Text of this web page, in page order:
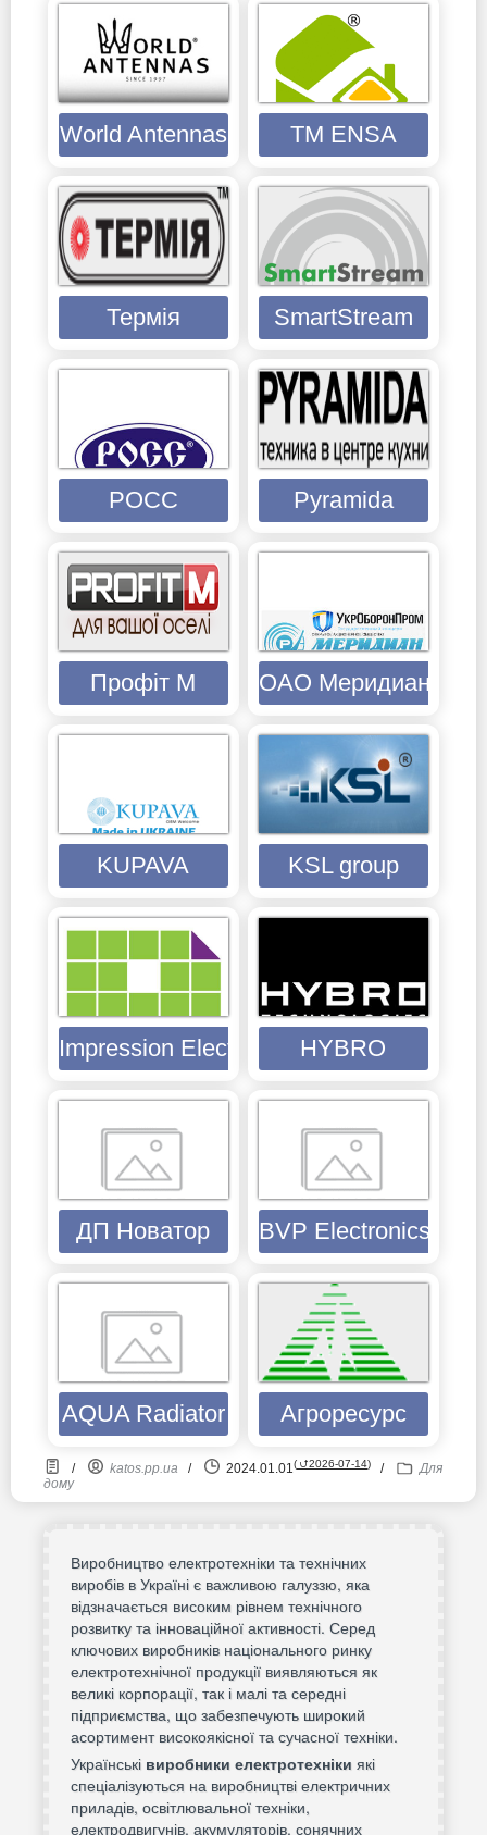
World Antennas TM ENSA
Термія SmartStream
РОСС Pyramida
Профіт М ОАО Меридиан
KUPAVA KSL group
Impression Electronics HYBRO
ДП Новатор BVP Electronics
AQUA Radiator Агроресурс
/ katos.pp.ua / 2024.01.01( ⮍2026-07-14) /
Для
дому
Виробництво електротехніки та технічних
виробів в Україні є важливою галуззю, яка
відзначається високим рівнем технічного
розвитку та інноваційної активності. Серед
ключових виробників національного ринку
електротехнічної продукції виявляються як
великі корпорації, так і малі та середні
підприємства, що забезпечують широкий
асортимент високоякісної та сучасної техніки.
Українські виробники електротехніки які
спеціалізуються на виробництві електричних
приладів, освітлювальної техніки,
електродвигунів, акумуляторів, сонячних